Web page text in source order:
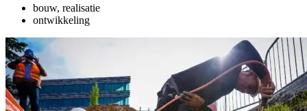
bouw, realisatie
ontwikkeling